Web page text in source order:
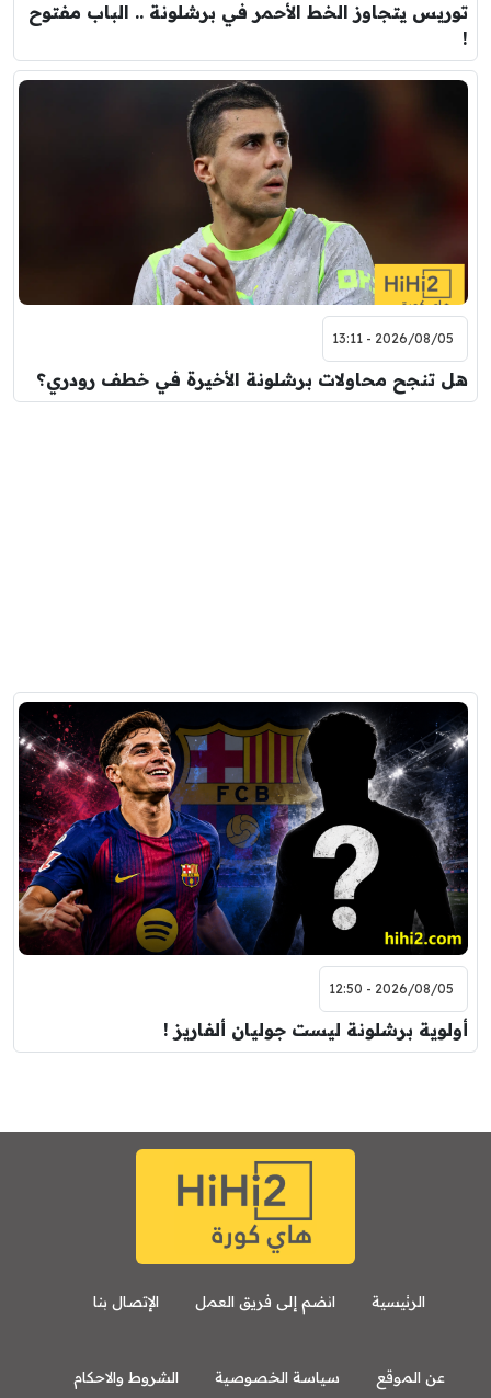
توريس يتجاوز الخط الأحمر في برشلونة .. الباب مفتوح
!
2026/08/05 - 13:11
هل تنجح محاولات برشلونة الأخيرة في خطف رودري؟
2026/08/05 - 12:50
أولوية برشلونة ليست جوليان ألفاريز !
الرئيسية انضم إلى فريق العمل الإتصال بنا
عن الموقع سياسة الخصوصية الشروط والاحكام